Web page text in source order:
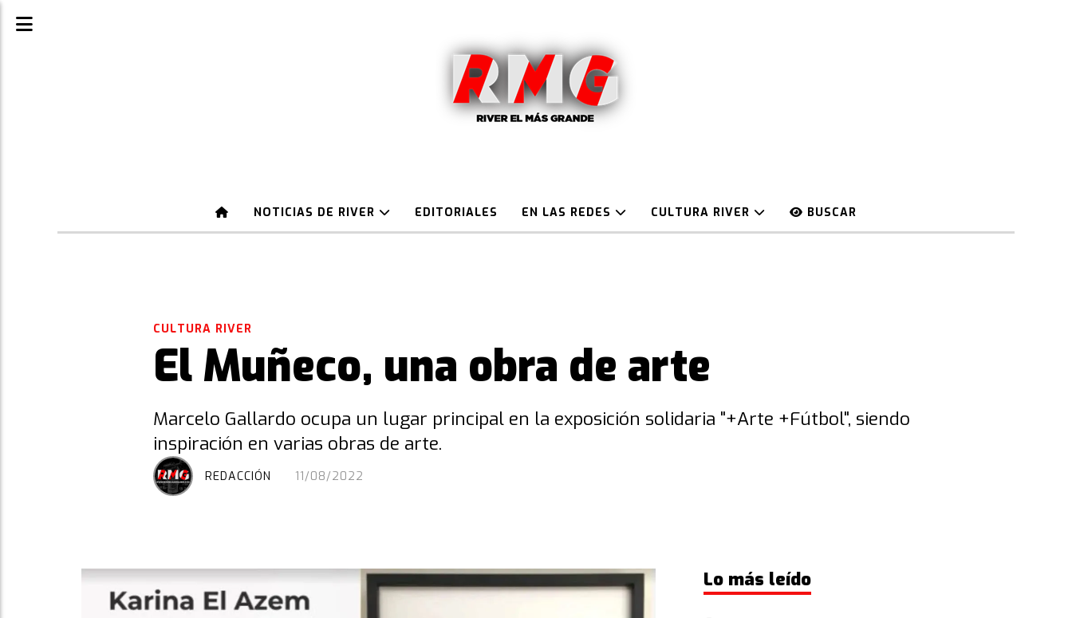
NOTICIAS DE RIVER EDITORIALES EN LAS REDES CULTURA RIVER BUSCAR
El Muñeco, una obra de arte
Marcelo Gallardo ocupa un lugar principal en la exposición solidaria "+Arte +Fútbol", siendo
inspiración en varias obras de arte.
CULTURA RIVER
11/08/2022
REDACCIÓN
Lo más leído